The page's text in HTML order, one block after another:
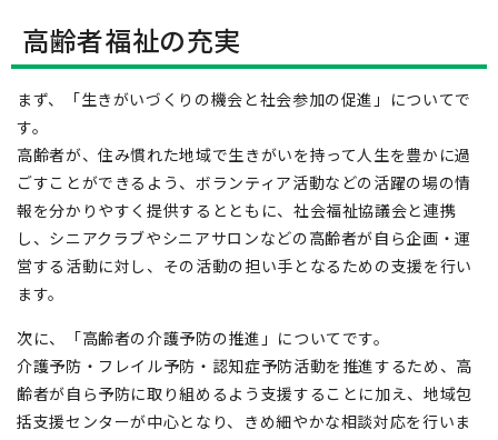
高齢者福祉の充実
まず、「生きがいづくりの機会と社会参加の促進」についてで
す。
高齢者が、住み慣れた地域で生きがいを持って人生を豊かに過
ごすことができるよう、ボランティア活動などの活躍の場の情
報を分かりやすく提供するとともに、社会福祉協議会と連携
し、シニアクラブやシニアサロンなどの高齢者が自ら企画・運
営する活動に対し、その活動の担い手となるための支援を行い
ます。
次に、「高齢者の介護予防の推進」についてです。
介護予防・フレイル予防・認知症予防活動を推進するため、高
齢者が自ら予防に取り組めるよう支援することに加え、地域包
括支援センターが中心となり、きめ細やかな相談対応を行いま